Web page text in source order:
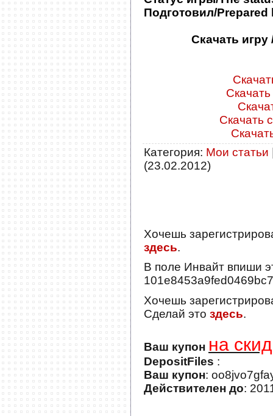
Подготовил/Prepared
Скачать
Скачать
Категория: Мои статьи
(23.02.2012)
Хочешь
здесь.
В поле Инвайт впиши
Хочешь
Сделай это здесь.
Ваш купон на
DepositFiles :
Ваш купон:
Действителен до: